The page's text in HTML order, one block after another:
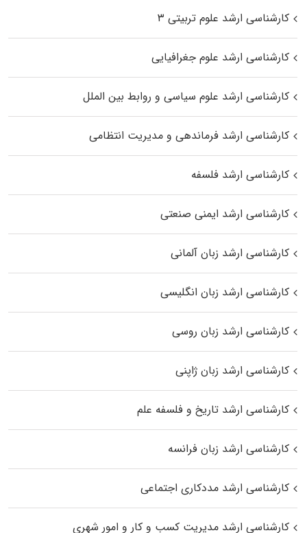
کارشناسی ارشد علوم تربیتی ۳
کارشناسی ارشد علوم جغرافیایی
کارشناسی ارشد علوم سیاسی و روابط بین الملل
کارشناسی ارشد فرماندهی و مدیریت انتظامی
کارشناسی ارشد فلسفه
کارشناسی ارشد ایمنی صنعتی
کارشناسی ارشد زبان آلمانی
کارشناسی ارشد زبان انگلیسی
کارشناسی ارشد زبان روسی
کارشناسی ارشد زبان ژاپنی
کارشناسی ارشد تاریخ و فلسفه علم
کارشناسی ارشد زبان فرانسه
کارشناسی ارشد مددکاری اجتماعی
کارشناسی ارشد مدیریت کسب و کار و امور شهری